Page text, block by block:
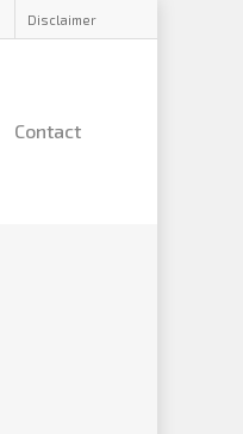
Disclaimer
Contact